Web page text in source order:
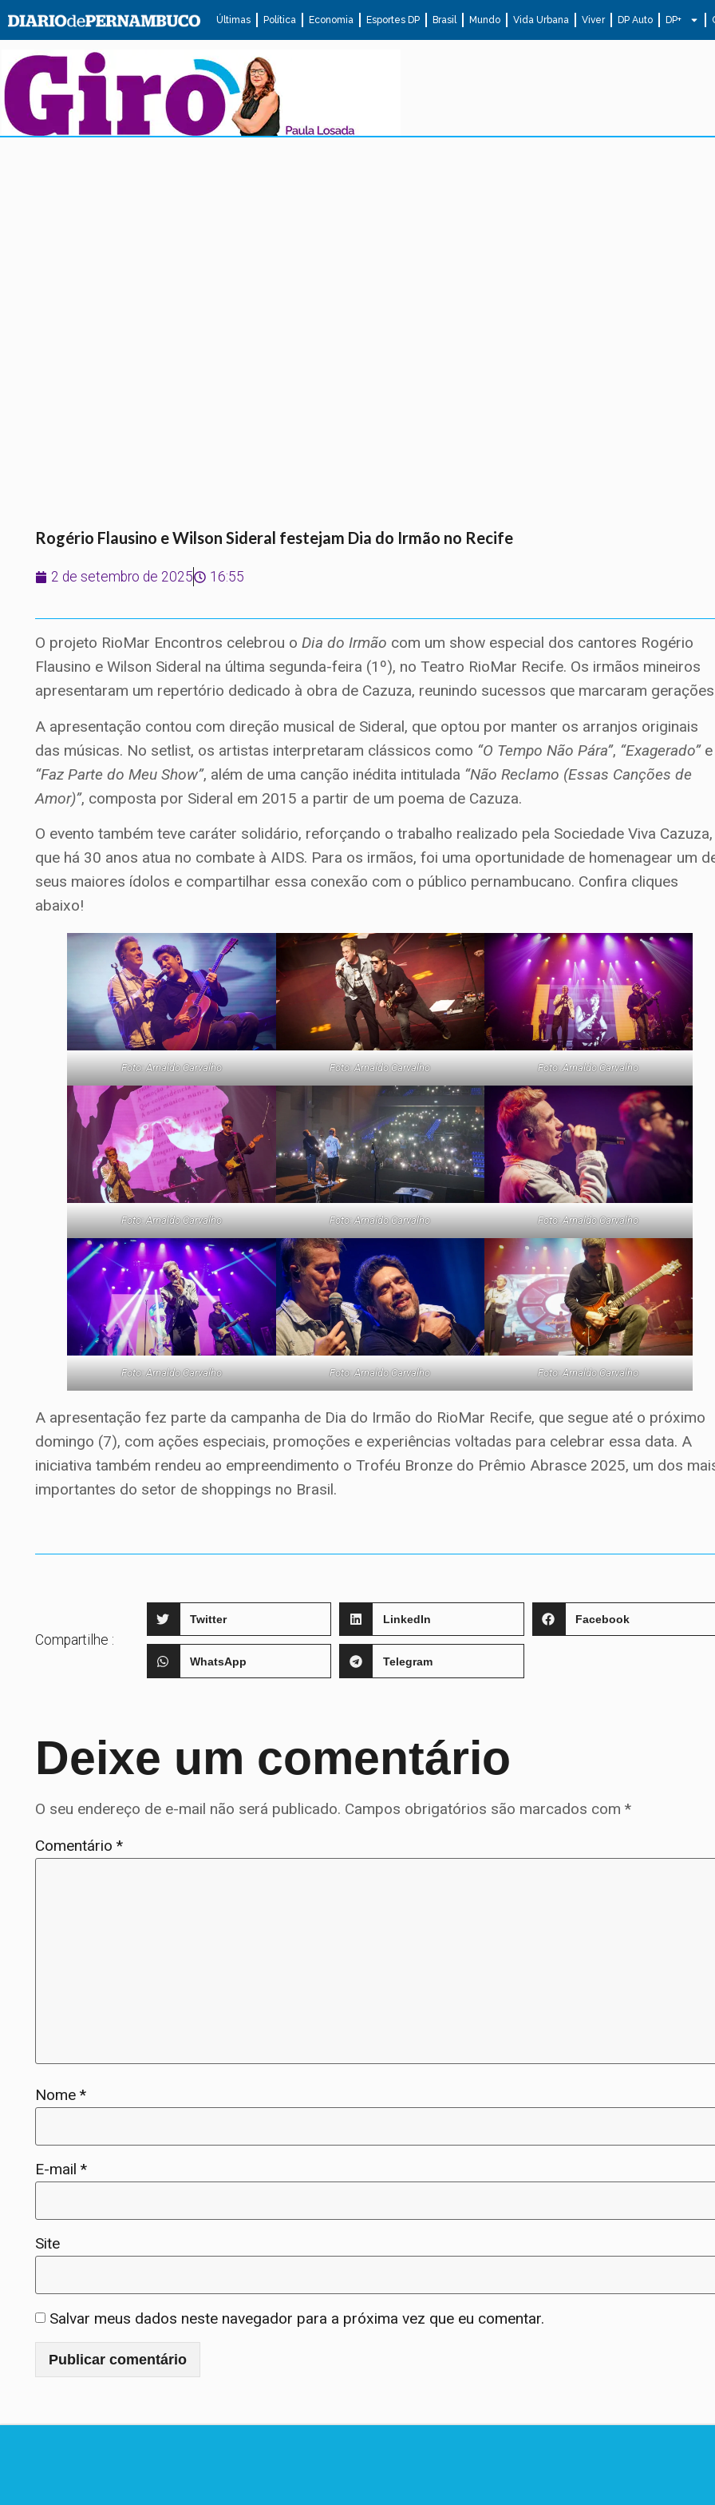
Últimas Política Economia Esportes DP Brasil Mundo Vida Urbana Viver DP Auto DP+
Rogério Flausino e Wilson Sideral festejam Dia do Irmão no Recife
2 de setembro de 2025 16:55
O projeto RioMar Encontros celebrou oDia do Irmão com um show especial dos cantores Rogério
Flausino e Wilson Sideral na última segunda-feira (1º), no Teatro RioMar Recife. Os irmãos mineiros
apresentaram um repertório dedicado à obra de Cazuza, reunindo sucessos que marcaram
A apresentação contou com direção musical de Sideral, que optou por manter os arranjos originais
das músicas. No setlist, os artistas interpretaram clássicos como “O Tempo Não Pára”, “Exagerado”e
“Faz Parte do Meu Show”, além de uma canção inédita intitulada “Não Reclamo (Essas Canções de
Amor)”, composta por Sideral em 2015 a partir de um poema de Cazuza.
O evento também teve caráter solidário, reforçando o trabalho realizado pela Sociedade Viva Cazuza,
que há 30 anos atua no combate à AIDS. Para os irmãos, foi uma oportunidade de homenagear um
seus maiores ídolos e compartilhar essa conexão com o público pernambucano. Confira cliques
abaixo!
Foto: Arnaldo Carvalho Foto: Arnaldo Carvalho Foto: Arnaldo Carvalho
Foto: Arnaldo Carvalho Foto: Arnaldo Carvalho Foto: Arnaldo Carvalho
Foto: Arnaldo Carvalho Foto: Arnaldo Carvalho Foto: Arnaldo Carvalho
A apresentação fez parte da campanha de Dia do Irmão do RioMar Recife, que segue até o próximo
domingo (7), com ações especiais, promoções e experiências voltadas para celebrar essa data. A
iniciativa também rendeu ao empreendimento o Troféu Bronze do Prêmio Abrasce 2025, um dos
importantes do setor de shoppings no Brasil.
Compartilhe :
Twitter LinkedIn Facebook
WhatsApp Telegram
Deixe um comentário
O seu endereço de e-mail não será publicado. Campos obrigatórios são marcados com*
Comentário*
Nome*
E-mail*
Site
Salvar meus dados neste navegador para a próxima vez que eu comentar.